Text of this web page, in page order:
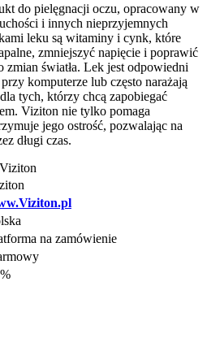
do pielęgnacji oczu, opracowany w
i innych nieprzyjemnych
leku są witaminy i cynk, które
zmniejszyć napięcie i poprawić
zmian światła. Lek jest odpowiedni
komputerze lub często narażają
tych, którzy chcą zapobiegać
Viziton nie tylko pomaga
jego ostrość, pozwalając na
długi czas.
na zamówienie